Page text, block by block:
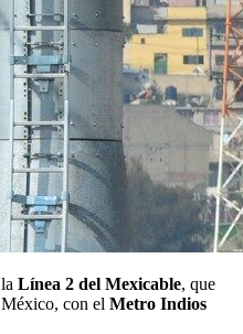
Línea 2 del Mexicable, que
con el Metro Indios